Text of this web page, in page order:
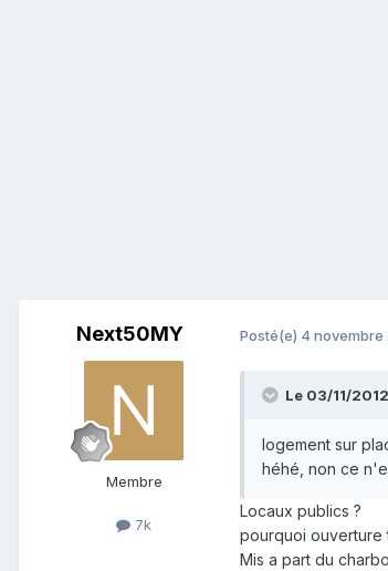
Next50MY
Membre
7k
Posté(e) 4 novembre
Le 03/11/
logement sur
héhé, non ce
Locaux publics ?
pourquoi ouverture
Mis a part du